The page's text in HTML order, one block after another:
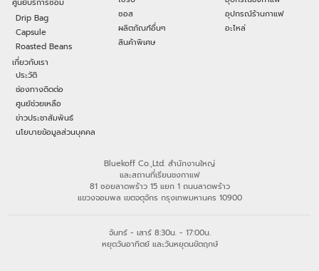
ศูนย์บริการซ่อม
Drip Bag
Capsule
Roasted Beans
เกี่ยวกับเรา
ประวัติ
ช่องทางติดต่อ
ศูนย์ช่วยเหลือ
ข่าวประชาสัมพันธ์
นโยบายข้อมูลส่วนบุคคล
ซอส
ผลิตภัณฑ์อื่นๆ
สินค้าพิเศษ
อุปกรณ์ร้านกาแฟ
อะไหล่
Bluekoff Co.,Ltd. สำนักงานใหญ่
และสถานที่เรียนชงกาแฟ
81 ซอยลาดพร้าว 15 แยก 1 ถนนลาดพร้าว
แขวงจอมพล เขตจตุจักร กรุงเทพมหานคร 10900
จันทร์ - เสาร์ 8:30น. - 17:00น.
หยุดวันอาทิตย์ และวันหยุดนขัตฤกษ์